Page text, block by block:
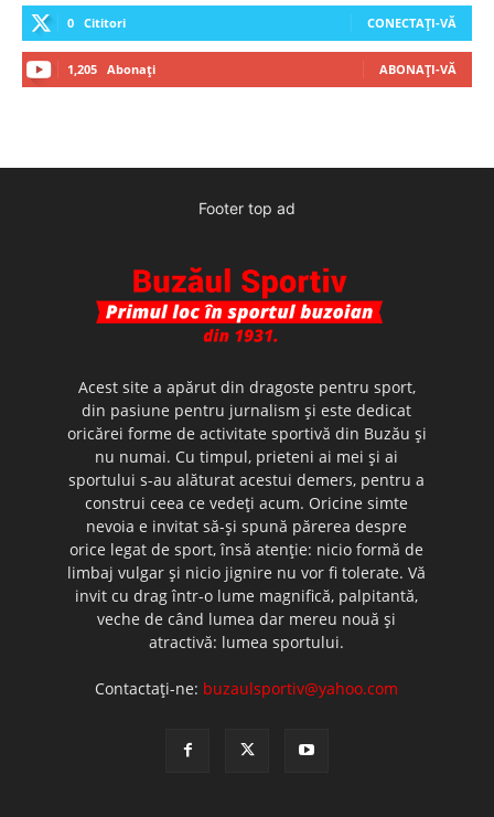
0 Cititori CONECTAȚI-VĂ
1,205 Abonați ABONAȚI-VĂ
Footer top ad
Acest site a apărut din dragoste pentru sport,
din pasiune pentru jurnalism şi este dedicat
oricărei forme de activitate sportivă din Buzău şi
nu numai. Cu timpul, prieteni ai mei şi ai
sportului s-au alăturat acestui demers, pentru a
construi ceea ce vedeţi acum. Oricine simte
nevoia e invitat să-şi spună părerea despre
orice legat de sport, însă atenţie: nicio formă de
limbaj vulgar şi nicio jignire nu vor fi tolerate. Vă
invit cu drag într-o lume magnifică, palpitantă,
veche de când lumea dar mereu nouă şi
atractivă: lumea sportului.
Contactați-ne: buzaulsportiv@yahoo.com